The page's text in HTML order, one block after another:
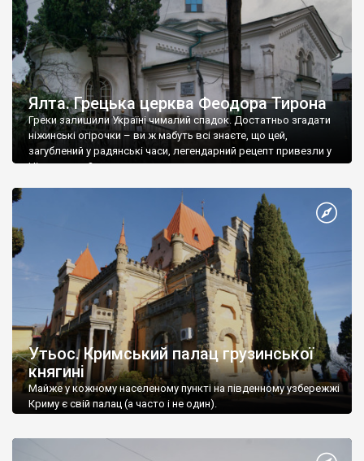
Ялта. Грецька церква Феодора Тирона
Греки залишили Україні чималий спадок. Достатньо згадати
ніжинські огірочки – ви ж мабуть всі знаєте, що цей,
загублений у радянські часи, легендарний рецепт привезли у
Ніжин греки?
Утьос. Кримський палац грузинської
княгині
Майже у кожному населеному пункті на південному узбережжі
Криму є свій палац (а часто і не один).